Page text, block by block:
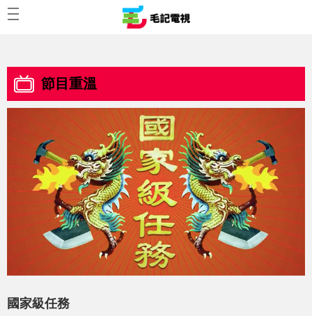
節目重溫
國家級任務